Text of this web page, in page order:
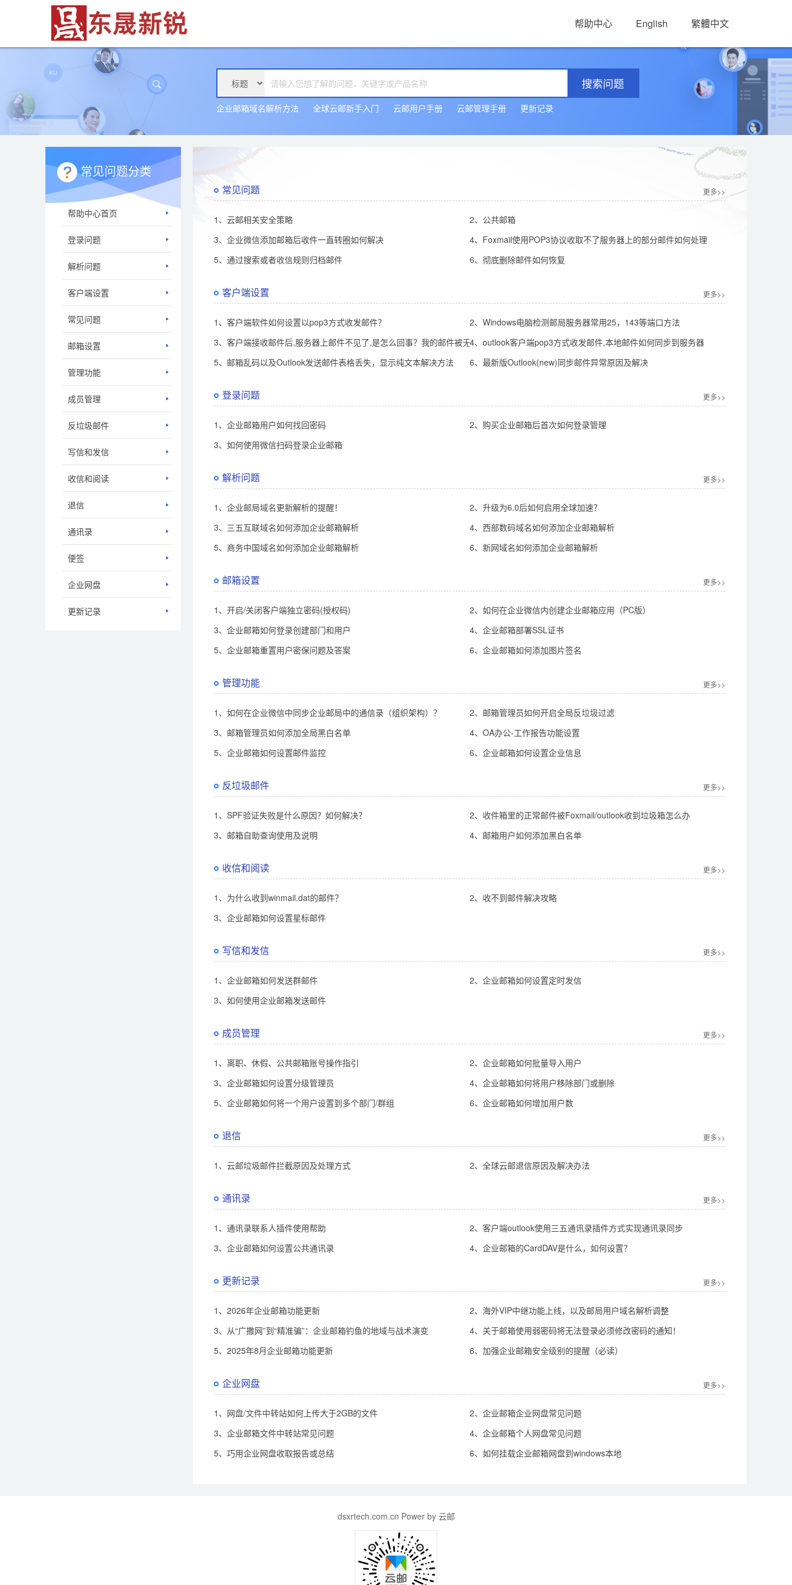
帮助中心 English 繁體中文
搜索问题
企业邮箱域名解析方法 全球云邮新手入门 云邮用户手册 云邮管理手册 更新记录
常见问题分类
帮助中心首页
登录问题
解析问题
客户端设置
常见问题
邮箱设置
管理功能
成员管理
反垃圾邮件
写信和发信
收信和阅读
退信
通讯录
便签
企业网盘
更新记录
常见问题 更多>>
1、云邮相关安全策略
2、公共邮箱
3、企业微信添加邮箱后收件一直转圈如何解决
4、Foxmail使用POP3协议收取不了服务器上的部分邮件如何处理
5、通过搜索或者收信规则归档邮件
6、彻底删除邮件如何恢复
客户端设置 更多>>
1、客户端软件如何设置以pop3方式收发邮件？
2、Windows电脑检测邮局服务器常用25，143等端口方法
3、客户端接收邮件后,服务器上邮件不见了,是怎么回事？我的邮件被无故删除了，邮件丢失了？4、outlook客户端pop3方式收发邮件,本地邮件如何同步到服务器
5、邮箱乱码以及Outlook发送邮件表格丢失，显示纯文本解决方法
6、最新版Outlook(new)同步邮件异常原因及解决
登录问题 更多>>
1、企业邮箱用户如何找回密码
2、购买企业邮箱后首次如何登录管理
3、如何使用微信扫码登录企业邮箱
解析问题 更多>>
1、企业邮局域名更新解析的提醒！
2、升级为6.0后如何启用全球加速？
3、三五互联域名如何添加企业邮箱解析
4、西部数码域名如何添加企业邮箱解析
5、商务中国域名如何添加企业邮箱解析
6、新网域名如何添加企业邮箱解析
邮箱设置 更多>>
1、开启/关闭客户端独立密码(授权码)
2、如何在企业微信内创建企业邮箱应用（PC版）
3、企业邮箱如何登录创建部门和用户
4、企业邮箱部署SSL证书
5、企业邮箱重置用户密保问题及答案
6、企业邮箱如何添加图片签名
管理功能 更多>>
1、如何在企业微信中同步企业邮局中的通信录（组织架构）？
2、邮箱管理员如何开启全局反垃圾过滤
3、邮箱管理员如何添加全局黑白名单
4、OA办公-工作报告功能设置
5、企业邮箱如何设置邮件监控
6、企业邮箱如何设置企业信息
反垃圾邮件 更多>>
1、SPF验证失败是什么原因？如何解决？
2、收件箱里的正常邮件被Foxmail/outlook收到垃圾箱怎么办
3、邮箱自助查询使用及说明
4、邮箱用户如何添加黑白名单
收信和阅读 更多>>
1、为什么收到winmail.dat的邮件？
2、收不到邮件解决攻略
3、企业邮箱如何设置星标邮件
写信和发信 更多>>
1、企业邮箱如何发送群邮件
2、企业邮箱如何设置定时发信
3、如何使用企业邮箱发送邮件
成员管理 更多>>
1、离职、休假、公共邮箱账号操作指引
2、企业邮箱如何批量导入用户
3、企业邮箱如何设置分级管理员
4、企业邮箱如何将用户移除部门或删除
5、企业邮箱如何将一个用户设置到多个部门/群组
6、企业邮箱如何增加用户数
退信 更多>>
1、云邮垃圾邮件拦截原因及处理方式 2、全球云邮退信原因及解决办法
通讯录 更多>>
1、通讯录联系人插件使用帮助
2、客户端outlook使用三五通讯录插件方式实现通讯录同步
3、企业邮箱如何设置公共通讯录
4、企业邮箱的CardDAV是什么，如何设置？
更新记录 更多>>
1、2026年企业邮箱功能更新
2、海外VIP中继功能上线，以及邮局用户域名解析调整
3、从“广撒网”到“精准骗”：企业邮箱钓鱼的地域与战术演变
4、关于邮箱使用弱密码将无法登录必须修改密码的通知！
5、2025年8月企业邮箱功能更新
6、加强企业邮箱安全级别的提醒（必读）
企业网盘 更多>>
1、网盘/文件中转站如何上传大于2GB的文件
2、企业邮箱企业网盘常见问题
3、企业邮箱文件中转站常见问题
4、企业邮箱个人网盘常见问题
5、巧用企业网盘收取报告或总结
6、如何挂载企业邮箱网盘到windows本地
dsxrtech.com.cn Power by 云邮